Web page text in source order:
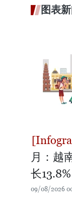
图表
月：越
长13.8%
09/08/2026